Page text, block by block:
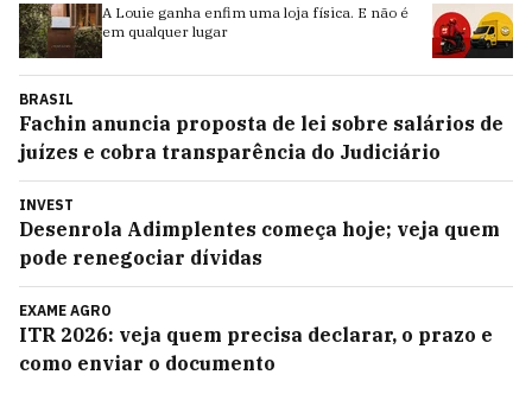
A Louie ganha enfim uma loja física. E não é
em qualquer lugar
BRASIL
Fachin anuncia proposta de lei sobre salários de
juízes e cobra transparência do Judiciário
INVEST
Desenrola Adimplentes começa hoje; veja quem
pode renegociar dívidas
EXAME AGRO
ITR 2026: veja quem precisa declarar, o prazo e
como enviar o documento